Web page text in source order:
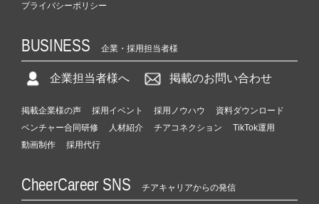
プライバシーポリシー
BUSINESS 企業・採用担当者様
企業担当者様へ 掲載のお問い合わせ
掲載企業様の声 採用イベント 採用ノウハウ
資料ダウンロード
ベンチャー合同研修
人材紹介 チアコネクション
TikTok運用
動画制作
採用代行
CheerCareer SNS チアキャリアからの発信